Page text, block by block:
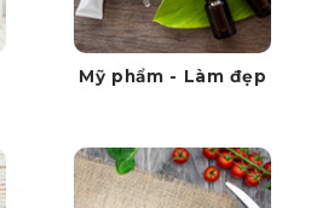
Mỹ phẩm - Làm đẹp